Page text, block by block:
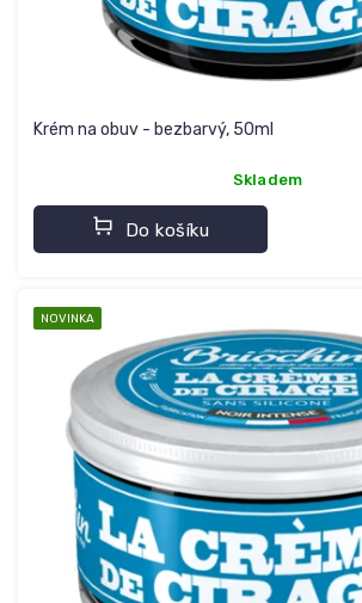
Krém na obuv - bezbarvý, 50ml
Skladem
Do košíku
NOVINKA